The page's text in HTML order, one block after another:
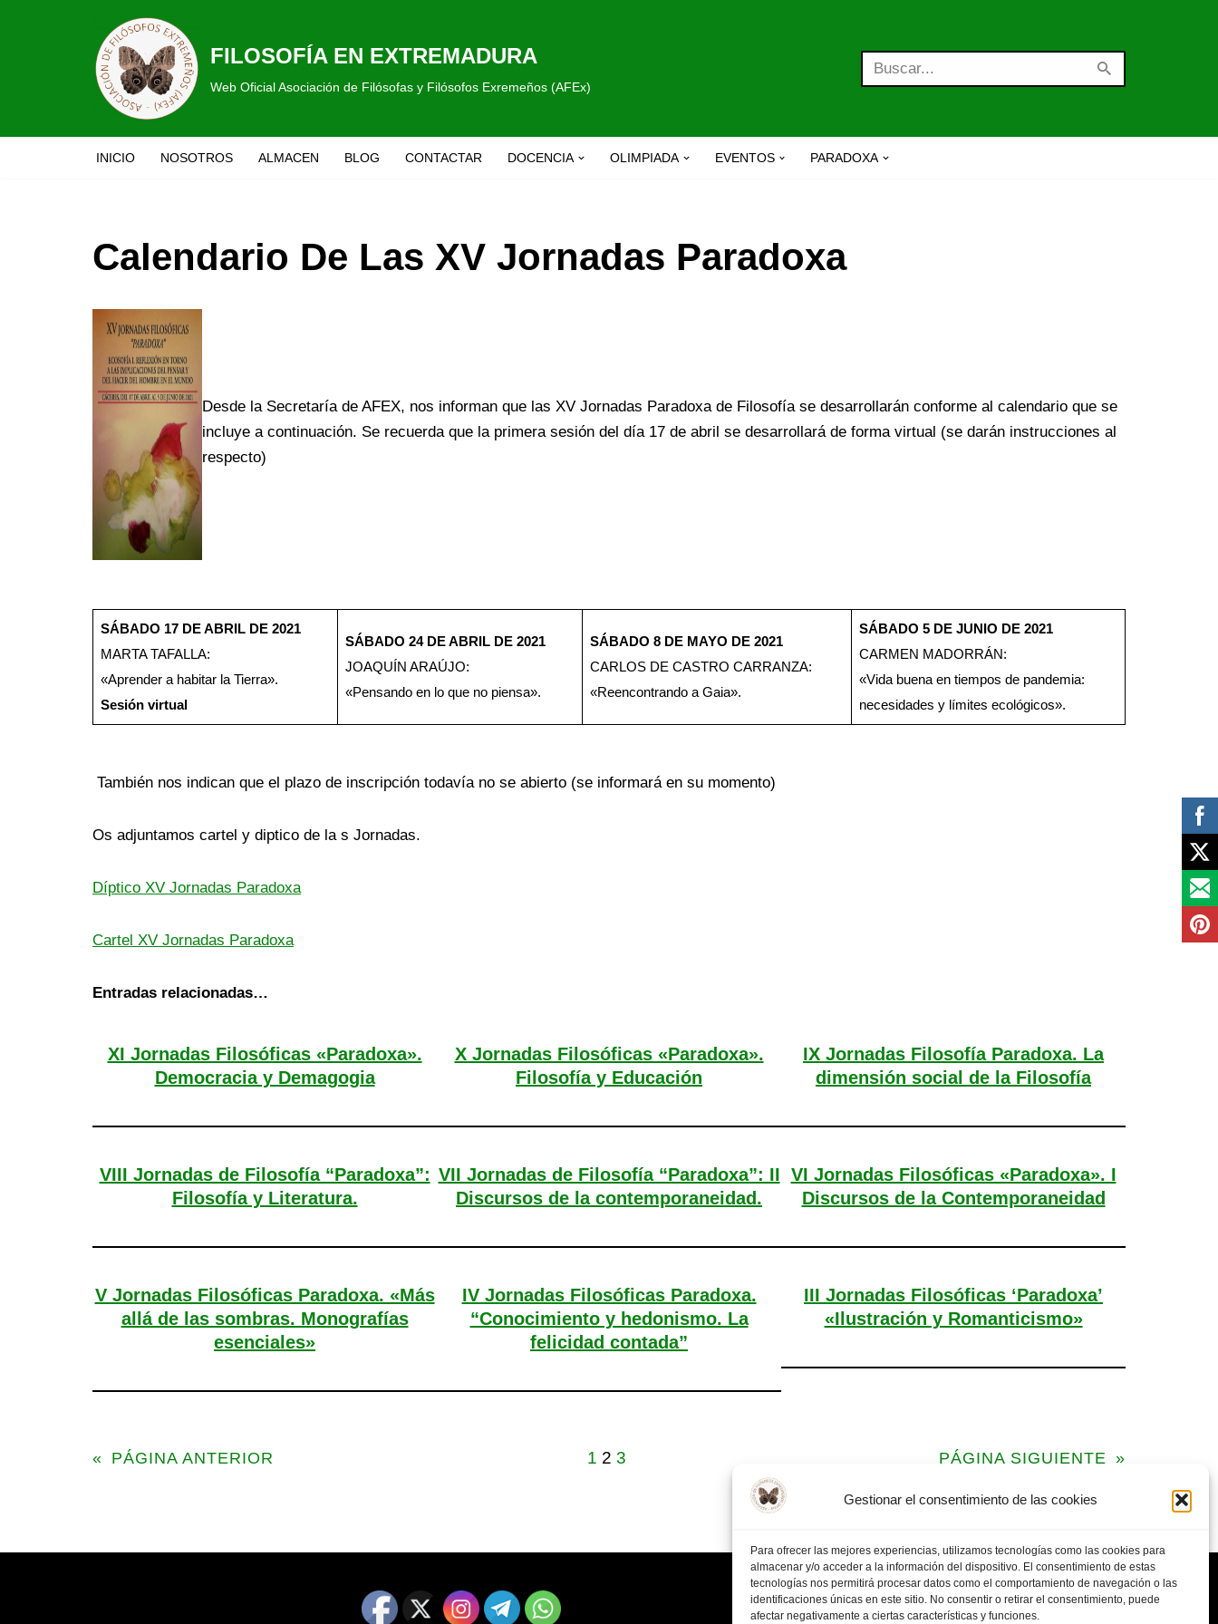
Gestionar el consentimiento de las cookies
Para ofrecer las mejores experiencias, utilizamos tecnologías como las cookies para
almacenar y/o acceder a la información del dispositivo. El consentimiento de estas
tecnologías nos permitirá procesar datos como el comportamiento de navegación o las
identificaciones únicas en este sitio. No consentir o retirar el consentimiento, puede
afectar negativamente a ciertas características y funciones.
FILOSOFÍA EN EXTREMADURA
Web Oficial Asociación de Filósofas y Filósofos Exremeños (AFEx)
INICIO NOSOTROS ALMACEN BLOG CONTACTAR DOCENCIA OLIMPIADA EVENTOS PARADOXA
Calendario De Las XV Jornadas Paradoxa
Desde la Secretaría de AFEX, nos informan que las XV Jornadas Paradoxa de Filosofía se desarrollarán conforme al calendario que se
incluye a continuación. Se recuerda que la primera sesión del día 17 de abril se desarrollará de forma virtual (se darán instrucciones al
respecto)
SÁBADO 17 DE ABRIL DE 2021
MARTA TAFALLA:
«Aprender a habitar la Tierra».
Sesión virtual
SÁBADO 24 DE ABRIL DE 2021
JOAQUÍN ARAÚJO:
«Pensando en lo que no piensa».
SÁBADO 8 DE MAYO DE 2021
CARLOS DE CASTRO CARRANZA:
«Reencontrando a Gaia».
SÁBADO 5 DE JUNIO DE 2021
CARMEN MADORRÁN:
«Vida buena en tiempos de pandemia:
necesidades y límites ecológicos».
También nos indican que el plazo de inscripción todavía no se abierto (se informará en su momento)
Os adjuntamos cartel y diptico de la s Jornadas.
Díptico XV Jornadas Paradoxa
Cartel XV Jornadas Paradoxa
Entradas relacionadas…
XI Jornadas Filosóficas «Paradoxa».
Democracia y Demagogia
X Jornadas Filosóficas «Paradoxa».
Filosofía y Educación
IX Jornadas Filosofía Paradoxa. La
dimensión social de la Filosofía
VIII Jornadas de Filosofía “Paradoxa”:
Filosofía y Literatura.
VII Jornadas de Filosofía “Paradoxa”: II
Discursos de la contemporaneidad.
VI Jornadas Filosóficas «Paradoxa». I
Discursos de la Contemporaneidad
V Jornadas Filosóficas Paradoxa. «Más
allá de las sombras. Monografías
esenciales»
IV Jornadas Filosóficas Paradoxa.
“Conocimiento y hedonismo. La
felicidad contada”
III Jornadas Filosóficas ‘Paradoxa’
«Ilustración y Romanticismo»
« PÁGINA ANTERIOR 1 2 3 PÁGINA SIGUIENTE »
POLITICA DE PRIVACIDAD